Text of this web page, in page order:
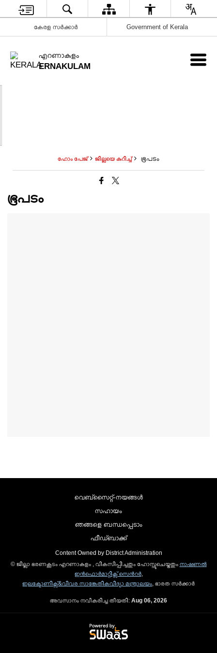
കേരള സർക്കാർ Government of Kerala
എറണാകുളം
ERNAKULAM
ഹോം പേജ് ജില്ലയെ കുറിച്ച് ഭൂപടം
ഭൂപടം
വെബ്സൈറ്റ്-നയങ്ങള്‍
സഹായം
ഞങ്ങളെ ബന്ധപ്പെടാം
ഫീഡ്ബാക്ക്
Content Owned by District Administration
© ജില്ലാ ഭരണകൂടം എറണാകുളം , വികസിപ്പിച്ചതും ഹോസ്റ്റുചെയ്തതും നാഷണല്‍
ഇന്‍ഫൊര്‍മാറ്റിക്സ് സെന്‍റര്‍,
ഇലക്ട്രോണിക്സ്&വിവര സാങ്കേതികവിദ്യാ മന്ത്രാലയം, ഭാരത സര്‍ക്കാര്‍
അവസാനം നവീകരിച്ച തീയതി: Aug 06, 2026